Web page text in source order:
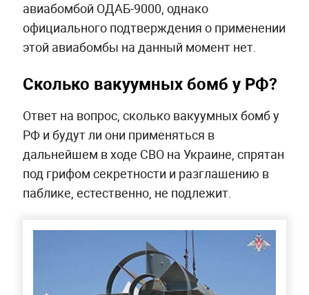
авиабомбой ОДАБ-9000, однако
официального подтверждения о применении
этой авиабомбы на данный момент нет.
Сколько вакуумных бомб у РФ?
Ответ на вопрос, сколько вакуумных бомб у
РФ и будут ли они применяться в
дальнейшем в ходе СВО на Украине, спрятан
под грифом секретности и разглашению в
паблике, естественно, не подлежит.